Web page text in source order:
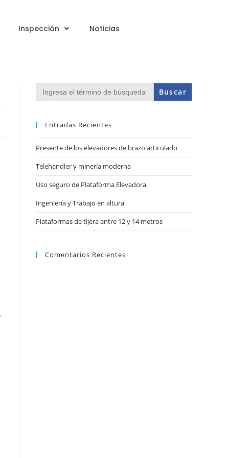
Inspección Noticias
Buscar:
Entradas Recientes
Presente de los elevadores de brazo articulado
Telehandler y minería moderna
Uso seguro de Plataforma Elevadora
Ingeniería y Trabajo en altura
Plataformas de tijera entre 12 y 14 metros
Comentarios Recientes